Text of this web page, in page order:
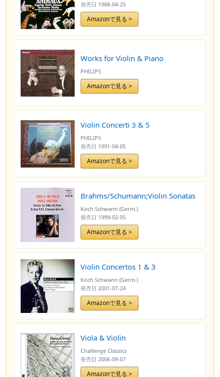
発売日 1988-04-25
Amazonで見る >
Works for Violin & Piano
PHILIPS
Amazonで見る >
Violin Concerti 3 & 5
PHILIPS
発売日 1991-04-05
Amazonで見る >
Brahms/Schumann;Violin Sonatas
Koch Schwann (Germ.)
発売日 1999-02-05
Amazonで見る >
Violin Concertos 1 & 3
Koch Schwann (Germ.)
発売日 2001-07-24
Amazonで見る >
Viola & Violin
Challenge Classics
発売日 2006-09-07
Amazonで見る >